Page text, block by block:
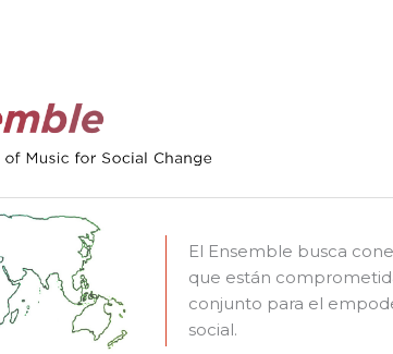
El Ensemble busca
que están
conjunto para el
social.